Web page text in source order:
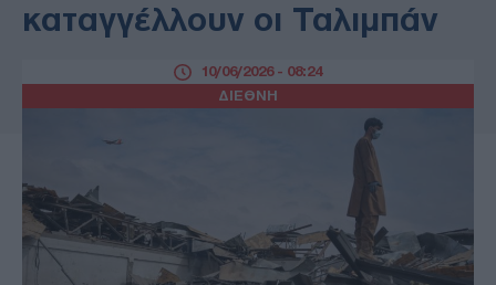
SPORTS
ΑΥΤΟΔΙΟΙΚΗΣΗ
ΤΕΧΝΟΛΟΓΙΑ
ΠΑΡΑΞΕΝΑ
ΖΩΔΙΑ
ΑΡΘΡΟΓΡΑΦΙΑ
καταγγέλλουν οι Ταλιμπάν
ΔΙΕΘΝΗ
10/06/2026 - 08:24